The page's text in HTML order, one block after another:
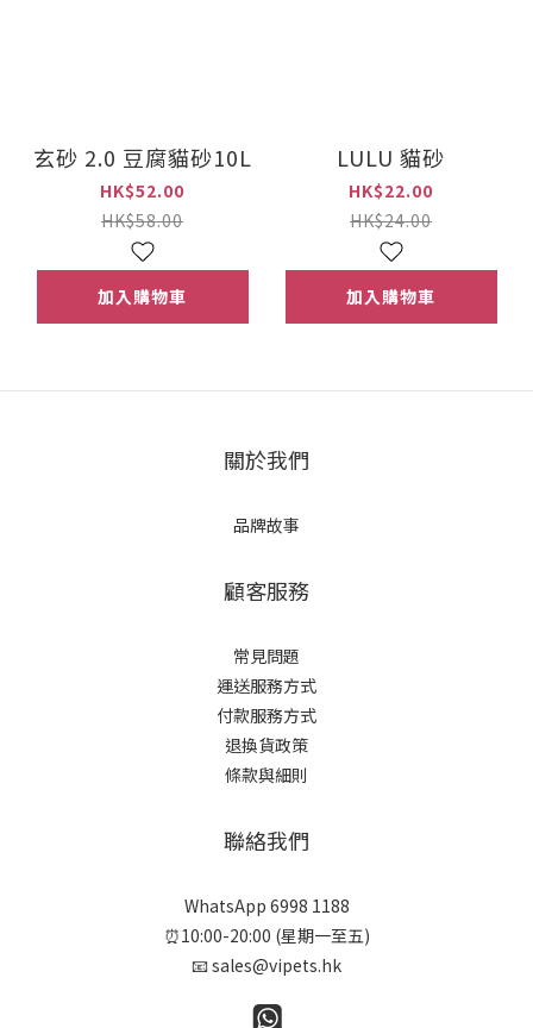
玄砂 2.0 豆腐貓砂10L
HK$52.00
HK$58.00
加入購物車
LULU 貓砂
HK$22.00
HK$24.00
加入購物車
關於我們
品牌故事
顧客服務
常見問題
運送服務方式
付款服務方式
退換貨政策
條款與細則
聯絡我們
WhatsApp 6998 1188
⏰10:00-20:00 (星期一至五)
📧 sales@vipets.hk